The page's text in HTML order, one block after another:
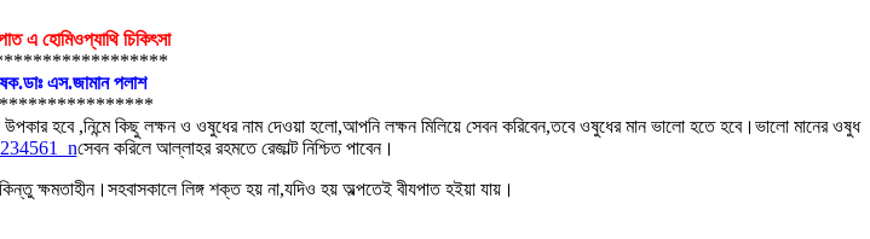
এ হোমিওপ্যাথি চিকিৎসা
এস.জামান পলাশ
হবে ,নিন্মে কিছু লক্ষন ও ওষুধের নাম দেওয়া হলো,আপনি লক্ষন মিলিয়ে সেবন করিবেন,তবে ওষুধের মান ভালো হতে হবে।ভালো মানের ওষুধ
সেবন করিলে আল্লাহর রহমতে রেজাল্ট নিশ্চিত পাবেন।
ক্ষমতাহীন।সহবাসকালে লিঙ্গ শক্ত হয় না,যদিও হয় অল্পতেই বীযপাত হইয়া যায়।